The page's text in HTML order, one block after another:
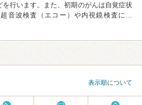
を行います。また、初期のがんは自覚症状
音波検査（エコー）や内視鏡検査に…
表示順について